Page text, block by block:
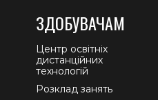
ЗДОБУВАЧАМ
Центр освітніх
дистанційних
технологій
Розклад занять